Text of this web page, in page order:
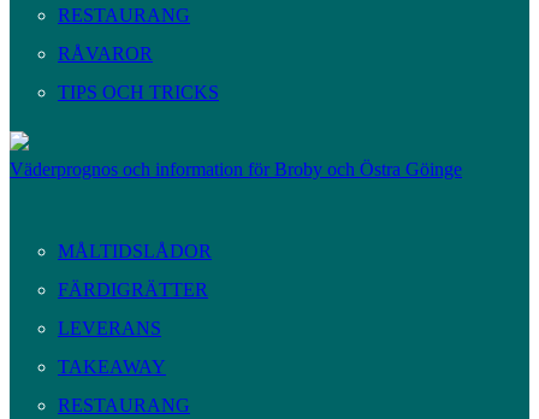
RESTAURANG
RÅVAROR
TIPS OCH TRICKS
Väderprognos och information för Broby och Östra Göinge
MÅLTIDSLÅDOR
FÄRDIGRÄTTER
LEVERANS
TAKEAWAY
RESTAURANG